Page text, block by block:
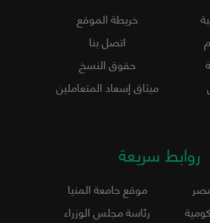
خريطة الموقع
اتصل بنا
حقوق النسخ
ميثاق إسعاد المتعاملين
روابط سريعة
موقع جامعة المنيا
رئاسة مجلس الوزراء